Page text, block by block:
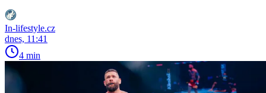
In-lifestyle.cz
dnes, 11:41
4 min